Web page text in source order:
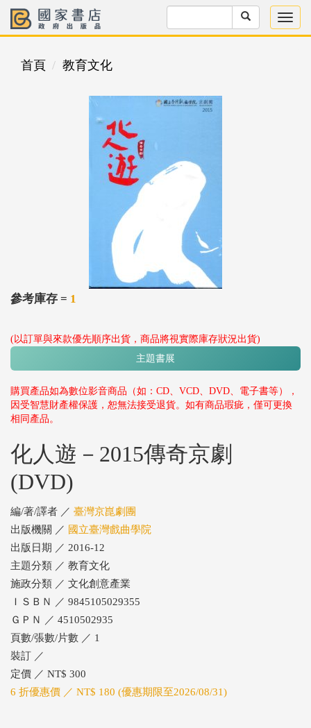
首頁 教育文化
參考庫存 = 1
(以訂單與來款優先順序出貨，商品將視實際庫存狀況出貨)
主題書展
購買產品如為數位影音商品（如：CD、VCD、DVD、電子書等），
因受智慧財產權保護，恕無法接受退貨。如有商品瑕疵，僅可更換
相同產品。
化人遊－2015傳奇京劇
(DVD)
編/著/譯者 ／ 臺灣京崑劇團
出版機關 ／ 國立臺灣戲曲學院
出版日期 ／ 2016-12
主題分類 ／ 教育文化
施政分類 ／ 文化創意產業
ＩＳＢＮ ／ 9845105029355
ＧＰＮ ／ 4510502935
頁數/張數/片數 ／ 1
裝訂 ／
定價 ／ NT$ 300
6 折優惠價 ／ NT$ 180 (優惠期限至2026/08/31)